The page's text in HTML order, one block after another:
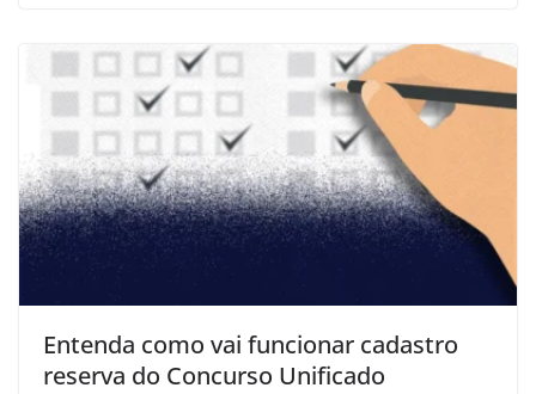
Entenda como vai funcionar cadastro
reserva do Concurso Unificado